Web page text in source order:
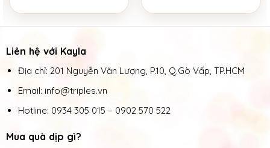
Liên hệ với Kayla
Địa chỉ: 201 Nguyễn Văn Lượng, P.10, Q.Gò Vấp, TP.HCM
Email: info@triples.vn
Hotline: 0934 305 015 – 0902 570 522
Mua quà dịp gì?